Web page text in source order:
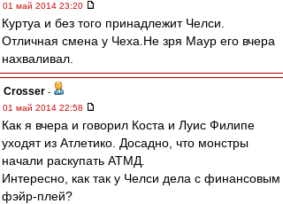
01 май 2014 23:20
Куртуа и без того принадлежит Челси.
Отличная смена у Чеха.Не зря Маур его вчера
нахваливал.
Crosser -
01 май 2014 22:58
Как я вчера и говорил Коста и Луис Филипе
уходят из Атлетико. Досадно, что монстры
начали раскупать АТМД.
Интересно, как так у Челси дела с финансовым
фэйр-плей?